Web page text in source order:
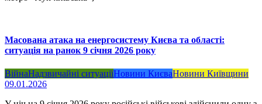
Масована атака на енергосистему Києва та області:
ситуація на ранок 9 січня 2026 року
ВійнаНадзвичайні ситуаціїНовини КиєваНовини Київщини
09.01.2026